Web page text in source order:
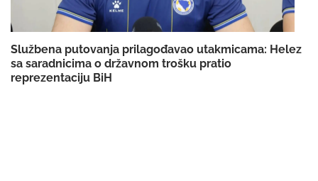
Službena putovanja prilagođavao utakmicama: Helez
sa saradnicima o državnom trošku pratio
reprezentaciju BiH